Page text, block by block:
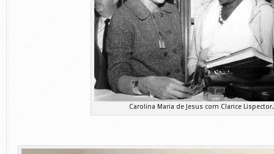
Carolina Maria de Jesus com Clarice Lispector.